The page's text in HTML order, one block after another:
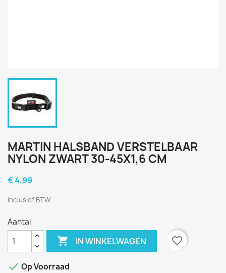
MARTIN HALSBAND VERSTELBAAR
NYLON ZWART 30-45X1,6 CM
€ 4,99
Inclusief BTW
Aantal
 IN WINKELWAGEN favorite_border
 Op Voorraad